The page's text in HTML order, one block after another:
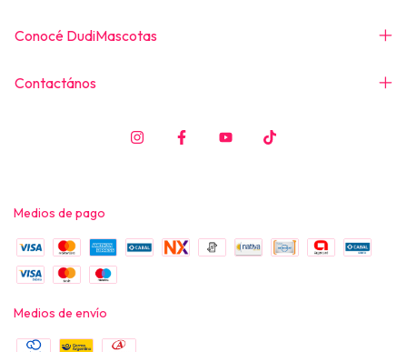
Conocé DudiMascotas
Contactános
Medios de pago
Medios de envío